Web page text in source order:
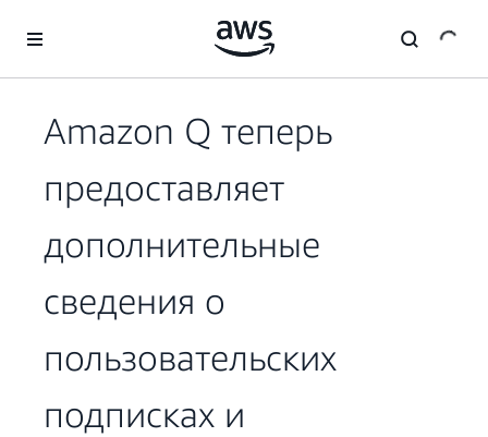
Перейти к главному контенту
Amazon Q теперь
предоставляет
дополнительные
сведения о
пользовательских
подписках и